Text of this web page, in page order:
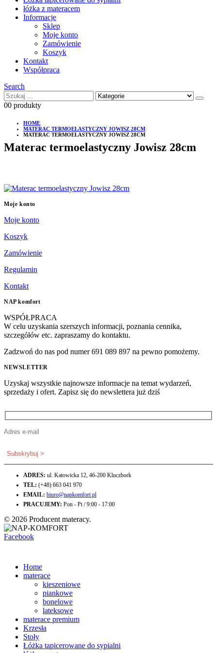
łóżka z materacem
Informacje
Sklep
Moje konto
Zamówienie
Koszyk
Kontakt
Współpraca
Search
00 produkty
HOME
MATERAC TERMOELASTYCZNY JOWISZ 28CM
MATERAC TERMOELASTYCZNY JOWISZ 28CM
Materac termoelastyczny Jowisz 28cm
Moje konto
Moje konto
Koszyk
Zamówienie
Regulamin
Kontakt
NAP komfort
WSPÓŁPRACA
W celu uzyskania szerszych informacji, poznania cennika,
szczegółów etc. zapraszamy do kontaktu.
Zadzwoń do nas pod numer 691 089 897 na pewno pomożemy.
NEWSLETTER
Uzyskaj wszystkie najnowsze informacje na temat wydarzeń,
sprzedaży i ofert. Zapisz się do newslettera już dziś
ADRES: ul. Katowicka 12, 46-200 Kluczbork
TEL: (+48) 663 041 970
EMAIL: biuro@napkomfort.pl
PRACUJEMY: Pon - Pt / 9:00 - 17:00
© 2026 Producent materacy.
Facebook
Home
materace
kieszeniowe
piankowe
bonelowe
lateksowe
materace premium
Krzesła
Stoły
Łóżka tapicerowane do sypialni